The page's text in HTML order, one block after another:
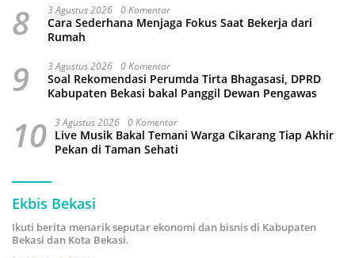
8 3 Agustus 2026 0 Komentar
Cara Sederhana Menjaga Fokus Saat Bekerja dari
Rumah
9 3 Agustus 2026 0 Komentar
Soal Rekomendasi Perumda Tirta Bhagasasi, DPRD
Kabupaten Bekasi bakal Panggil Dewan Pengawas
10 3 Agustus 2026 0 Komentar
Live Musik Bakal Temani Warga Cikarang Tiap Akhir
Pekan di Taman Sehati
Ekbis Bekasi
Ikuti berita menarik seputar ekonomi dan bisnis di Kabupaten
Bekasi dan Kota Bekasi.